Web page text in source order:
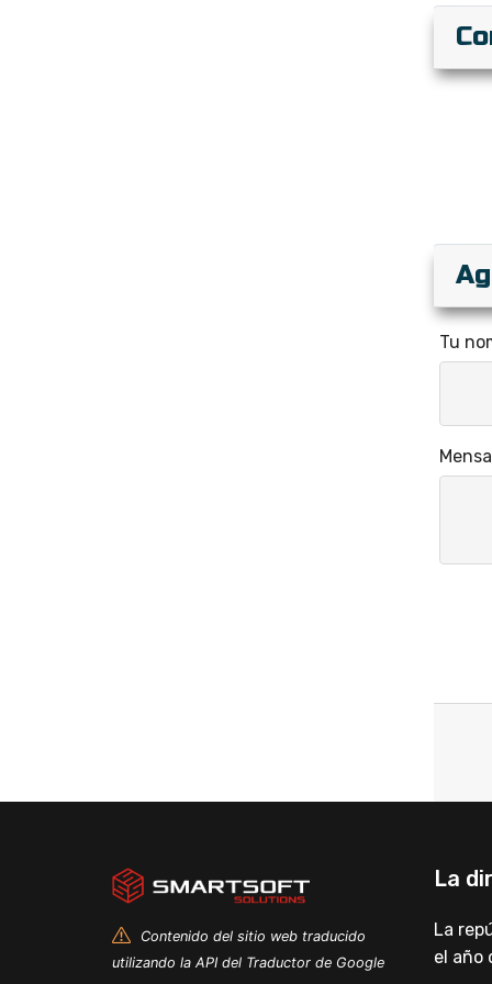
Tu
Contenido del sitio web traducido
utilizando la API del Traductor de Google
La
La
el año